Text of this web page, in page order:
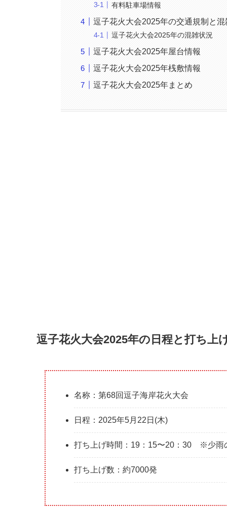
有料駐車場情報
逗子花火大会2025年の交通規制と
逗子花火大会2025年の混雑状況
逗子花火大会2025年屋台情報
逗子花火大会2025年桟敷情報
逗子花火大会2025年まとめ
逗子花火大会2025年の日程と打ち上
名称：第68回逗子海岸花火大会
日程：2025年5月22日(木)
打ち上げ時間：19：15〜20：30 ※少雨
打ち上げ数：約7000発